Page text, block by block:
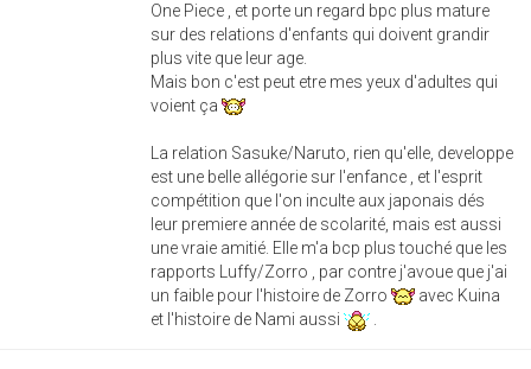
One Piece , et porte un regard bpc plus mature
sur des relations d'enfants qui doivent grandir
plus vite que leur age.
Mais bon c'est peut etre mes yeux d'adultes qui
voient ça
La relation Sasuke/Naruto, rien qu'elle, developpe
est une belle allégorie sur l'enfance , et l'esprit
compétition que l'on inculte aux japonais dés
leur premiere année de scolarité, mais est aussi
une vraie amitié. Elle m'a bcp plus touché que les
rapports Luffy/Zorro , par contre j'avoue que j'ai
un faible pour l'histoire de Zorro
avec Kuina
et l'histoire de Nami aussi